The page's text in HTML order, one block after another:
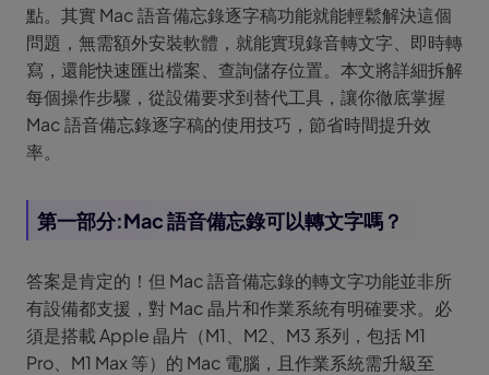
點。其實 Mac 語音備忘錄逐字稿功能就能輕鬆解決這個
問題，無需額外安裝軟體，就能實現錄音轉文字、即時轉
寫，還能快速匯出檔案、查詢儲存位置。本文將詳細拆解
每個操作步驟，從設備要求到替代工具，讓你徹底掌握
Mac 語音備忘錄逐字稿的使用技巧，節省時間提升效
率。
第一部分:Mac 語音備忘錄可以轉文字嗎？
答案是肯定的！但 Mac 語音備忘錄的轉文字功能並非所
有設備都支援，對 Mac 晶片和作業系統有明確要求。必
須是搭載 Apple 晶片（M1、M2、M3 系列，包括 M1
Pro、M1 Max 等）的 Mac 電腦，且作業系統需升級至